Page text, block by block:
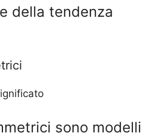
della tendenza
sono modelli